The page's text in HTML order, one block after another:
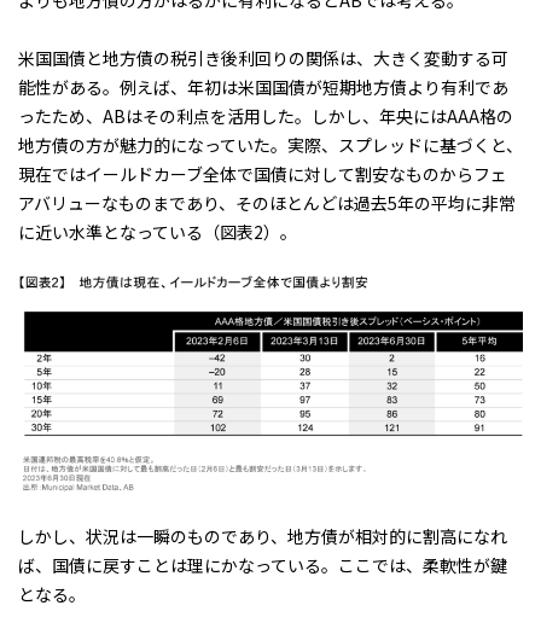
米国国債と地方債の税引き後利回りの関係は、大きく変動する可
能性がある。例えば、年初は米国国債が短期地方債より有利であ
ったため、ABはその利点を活用した。しかし、年央にはAAA格の
地方債の方が魅力的になっていた。実際、スプレッドに基づくと、
現在ではイールドカーブ全体で国債に対して割安なものからフェ
アバリューなものまであり、そのほとんどは過去5年の平均に非常
に近い水準となっている （図表2） 。
しかし、状況は一瞬のものであり、地方債が相対的に割高になれ
ば、国債に戻すことは理にかなっている。ここでは、柔軟性が鍵
となる。